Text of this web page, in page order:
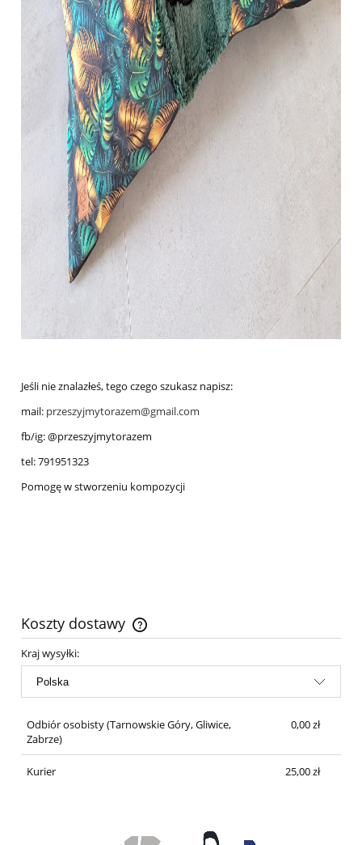
Jeśli nie znalazłeś, tego czego szukasz napisz:
mail: przeszyjmytorazem@gmail.com
fb/ig: @przeszyjmytorazem
tel: 791951323
Pomogę w stworzeniu kompozycji
Koszty dostawy
Cena nie zawiera ewentualnych kosztów płatności
Kraj wysyłki:
Odbiór osobisty(Tarnowskie Góry, Gliwice,
Zabrze)
0,00 zł
Kurier 25,00 zł